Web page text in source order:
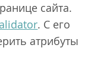
сайта.
. С его
атрибуты